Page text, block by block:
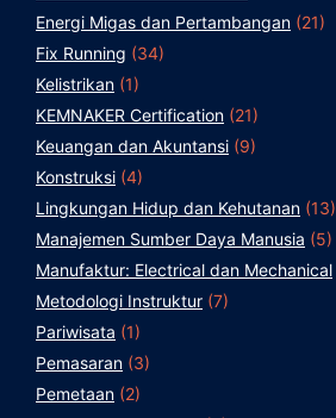
Energi Migas dan Pertambangan (21)
Fix Running (34)
Kelistrikan (1)
KEMNAKER Certification (21)
Keuangan dan Akuntansi (9)
Konstruksi (4)
Lingkungan Hidup dan Kehutanan (13)
Manajemen Sumber Daya Manusia (5)
Manufaktur: Electrical dan Mechanical
Metodologi Instruktur (7)
Pariwisata (1)
Pemasaran (3)
Pemetaan (2)